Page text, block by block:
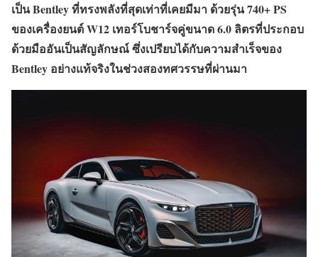
เป็น Bentley ที่ทรงพลังที่สุดเท่าที่เคยมีมา ด้วยรุ่น 740+ PS
ของเครื่องยนต์ W12 เทอร์โบชาร์จคู่ขนาด 6.0 ลิตรที่ประกอบ
ด้วยมืออันเป็นสัญลักษณ์ ซึ่งเปรียบได้กับความสำเร็จของ
Bentley อย่างแท้จริงในช่วงสองทศวรรษที่ผ่านมา